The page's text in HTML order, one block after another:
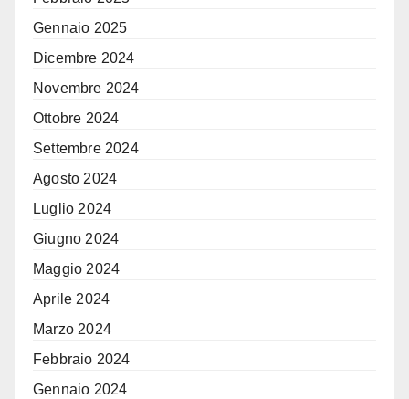
Gennaio 2025
Dicembre 2024
Novembre 2024
Ottobre 2024
Settembre 2024
Agosto 2024
Luglio 2024
Giugno 2024
Maggio 2024
Aprile 2024
Marzo 2024
Febbraio 2024
Gennaio 2024